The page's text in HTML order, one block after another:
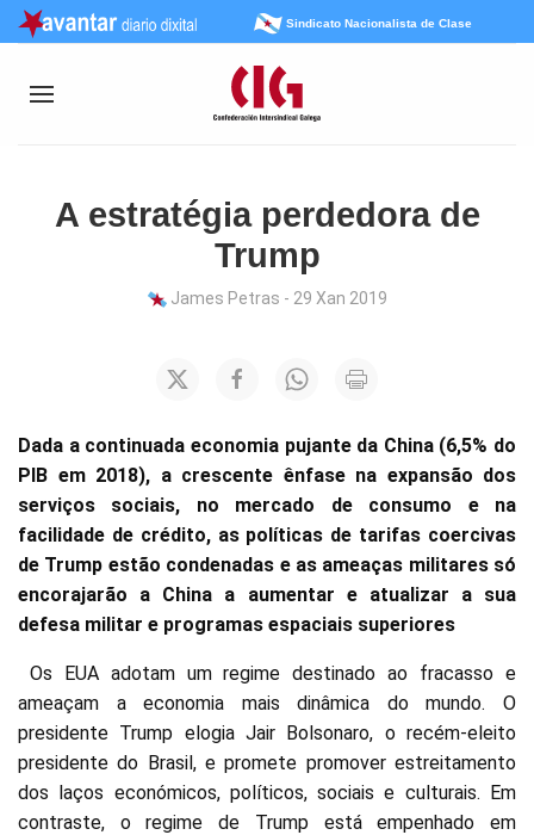
Sindicato Nacionalista de Clase
A estratégia perdedora de
Trump
James Petras - 29 Xan 2019
Dada a continuada economia pujante da China (6,5% do
PIB em 2018), a crescente ênfase na expansão dos
serviços sociais, no mercado de consumo e na
facilidade de crédito, as políticas de tarifas coercivas
de Trump estão condenadas e as ameaças militares só
encorajarão a China a aumentar e atualizar a sua
defesa militar e programas espaciais superiores
Os EUA adotam um regime destinado ao fracasso e
ameaçam a economia mais dinâmica do mundo. O
presidente Trump elogia Jair Bolsonaro, o recém-eleito
presidente do Brasil, e promete promover estreitamento
dos laços económicos, políticos, sociais e culturais. Em
contraste, o regime de Trump está empenhado em